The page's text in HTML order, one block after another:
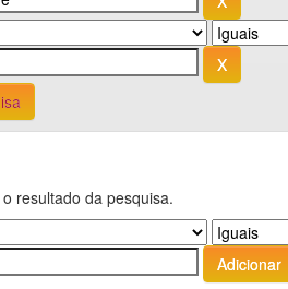
resultado da pesquisa.